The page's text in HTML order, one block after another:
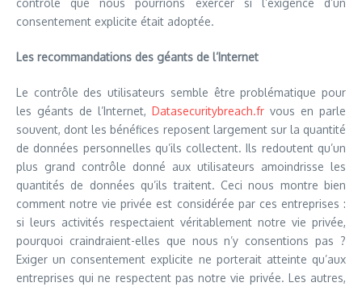
contrôle que nous pourrions exercer si l’exigence d’un
consentement explicite était adoptée.
Les recommandations des géants de l’Internet
Le contrôle des utilisateurs semble être problématique pour
les géants de l’Internet, Datasecuritybreach.fr vous en parle
souvent, dont les bénéfices reposent largement sur la quantité
de données personnelles qu’ils collectent. Ils redoutent qu’un
plus grand contrôle donné aux utilisateurs amoindrisse les
quantités de données qu’ils traitent. Ceci nous montre bien
comment notre vie privée est considérée par ces entreprises :
si leurs activités respectaient véritablement notre vie privée,
pourquoi craindraient-elles que nous n’y consentions pas ?
Exiger un consentement explicite ne porterait atteinte qu’aux
entreprises qui ne respectent pas notre vie privée. Les autres,